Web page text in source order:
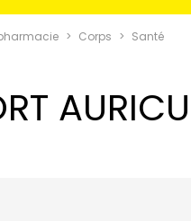
Corps Santé